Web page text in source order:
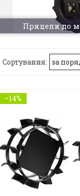
Прицепи до
–14%